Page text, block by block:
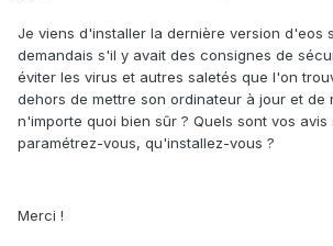
Je viens d'installer la dernière version d'eos
demandais s'il y avait des consignes de
éviter les virus et autres saletés que l'on
dehors de mettre son ordinateur à jour et de
n'importe quoi bien sûr ? Quels sont vos
paramétrez-vous, qu'installez-vous ?
Merci !